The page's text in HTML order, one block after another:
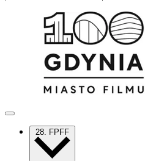
28. FPFF